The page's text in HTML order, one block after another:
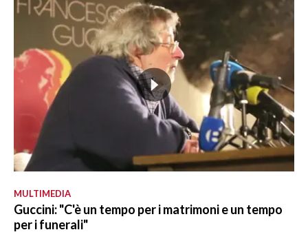
MULTIMEDIA
Guccini: "C'è un tempo per i matrimoni e un tempo
per i funerali"